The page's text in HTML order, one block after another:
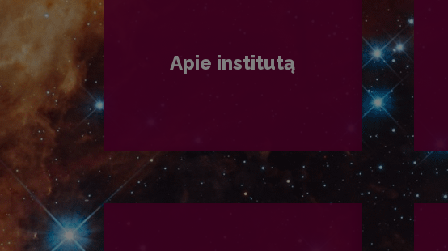
Apie institutą